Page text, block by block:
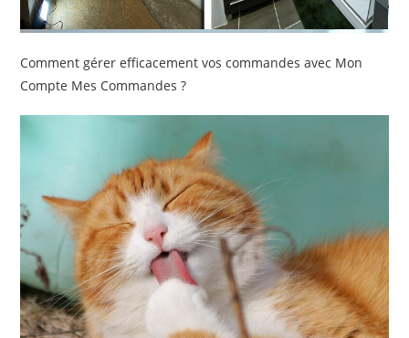
Comment gérer efficacement vos commandes avec Mon
Compte Mes Commandes ?